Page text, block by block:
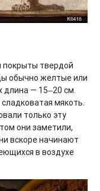
твердой
обычно желтые или
длина — 15‒20 см.
мякоть.
только эту
они заметили,
вскоре начинают
в воздухе